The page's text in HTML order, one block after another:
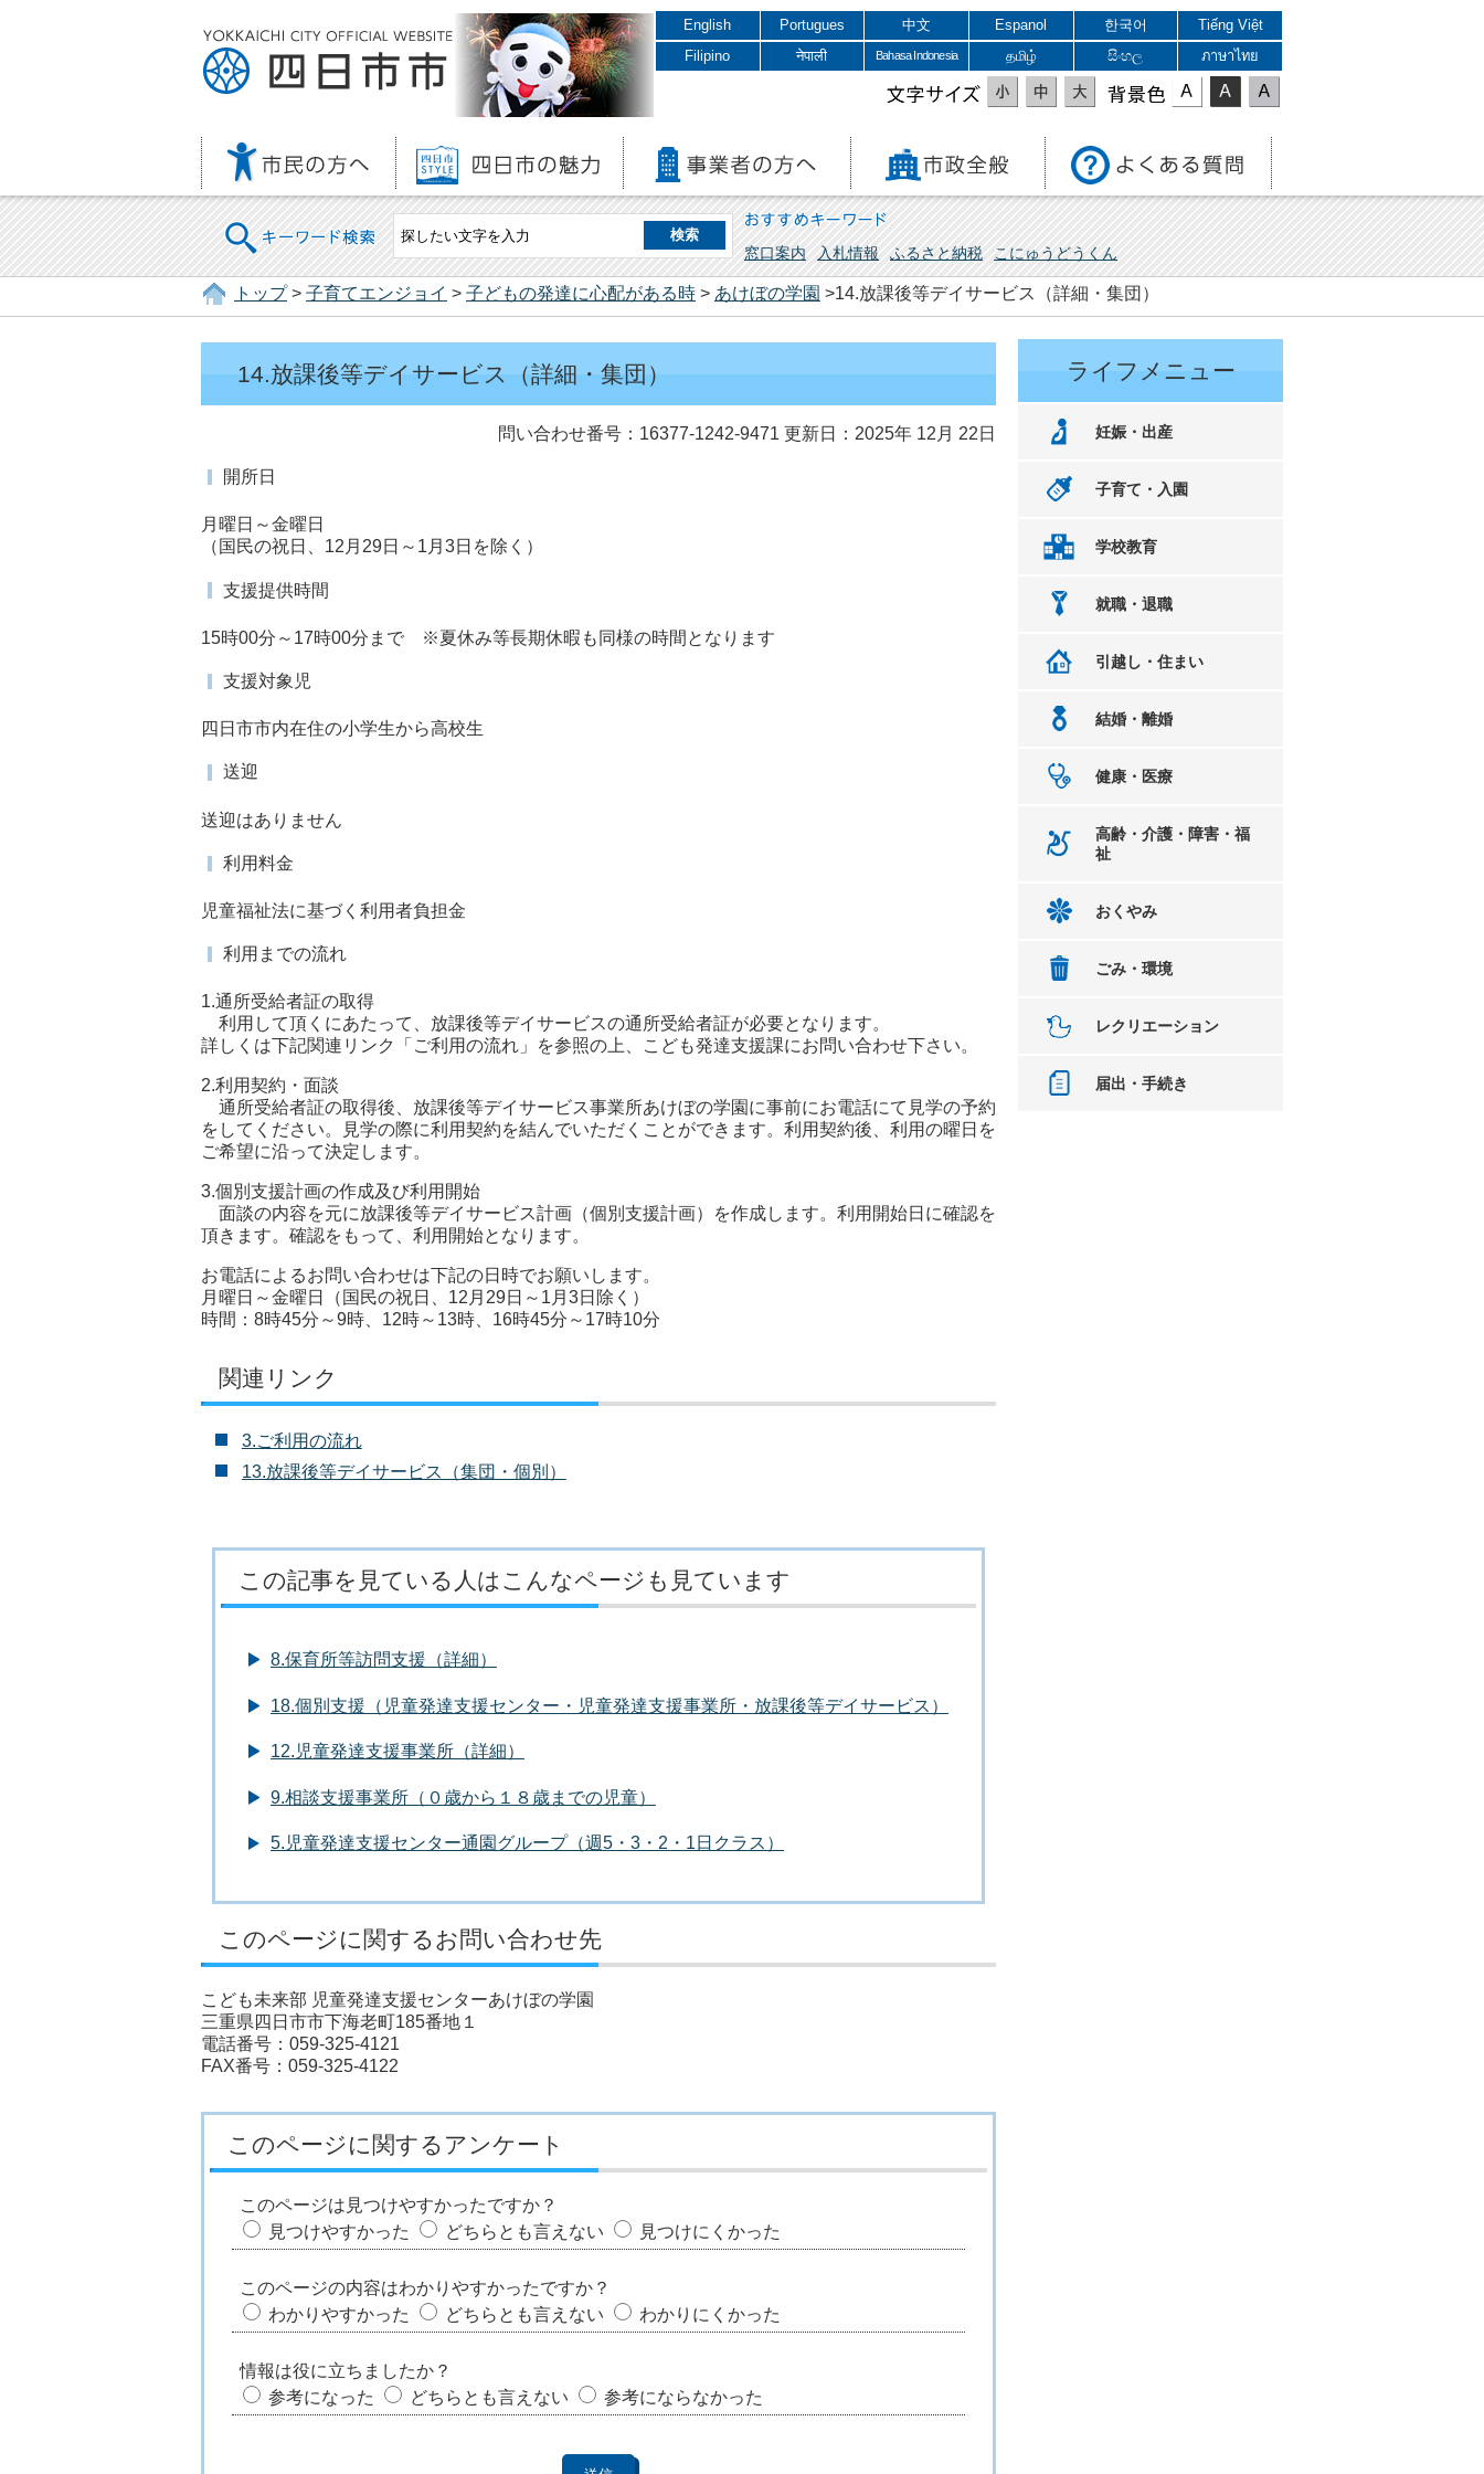
English Portugues 中文 Espanol 한국어
Tiếng Việt
Filipino
नेपाली Bahasa Indonesia தமிழ் සිංහල ภาษาไทย
文字サイズ 表示色
キーワード検索 おすすめキーワード
窓口案内 入札情報 ふるさと納税 こにゅうどうくん
トップ> 子育てエンジョイ > 子どもの発達に心配がある時 > あけぼの学園 >14.放課後等デイサービス（詳細・集団）
14.放課後等デイサービス（詳細・集団）
問い合わせ番号：16377-1242-9471 更新日：2025年 12月 22日
開所日
月曜日～金曜日
（国民の祝日、12月29日～1月3日を除く）
支援提供時間
15時00分～17時00分まで ※夏休み等長期休暇も同様の時間となります
支援対象児
四日市市内在住の小学生から高校生
送迎
送迎はありません
利用料金
児童福祉法に基づく利用者負担金
利用までの流れ
1.通所受給者証の取得
利用して頂くにあたって、放課後等デイサービスの通所受給者証が必要となります。
詳しくは下記関連リンク「ご利用の流れ」を参照の上、こども発達支援課にお問い合わせ下さい。
2.利用契約・面談
通所受給者証の取得後、放課後等デイサービス事業所あけぼの学園に事前にお電話にて見学の予約
をしてください。見学の際に利用契約を結んでいただくことができます。利用契約後、利用の曜日を
ご希望に沿って決定します。
3.個別支援計画の作成及び利用開始
面談の内容を元に放課後等デイサービス計画（個別支援計画）を作成します。利用開始日に確認を
頂きます。確認をもって、利用開始となります。
お電話によるお問い合わせは下記の日時でお願いします。
月曜日～金曜日（国民の祝日、12月29日～1月3日除く）
時間：8時45分～9時、12時～13時、16時45分～17時10分
関連リンク
3.ご利用の流れ
13.放課後等デイサービス（集団・個別）
この記事を見ている人はこんなページも見ています
8.保育所等訪問支援（詳細）
18.個別支援（児童発達支援センター・児童発達支援事業所・放課後等デイサービス）
12.児童発達支援事業所（詳細）
9.相談支援事業所（０歳から１８歳までの児童）
5.児童発達支援センター通園グループ（週5・3・2・1日クラス）
このページに関するお問い合わせ先
こども未来部 児童発達支援センターあけぼの学園
三重県四日市市下海老町185番地１
電話番号：059-325-4121
FAX番号：059-325-4122
このページに関するアンケート
このページは見つけやすかったですか？
見つけやすかった
どちらとも言えない 見つけにくかった
このページの内容はわかりやすかったですか？
わかりやすかった
どちらとも言えない わかりにくかった
情報は役に立ちましたか？
参考になった
どちらとも言えない 参考にならなかった
ライフメニュー
妊娠・出産
子育て・入園
学校教育
就職・退職
引越し・住まい
結婚・離婚
健康・医療
高齢・介護・障害・福
祉
おくやみ
ごみ・環境
レクリエーション
届出・手続き